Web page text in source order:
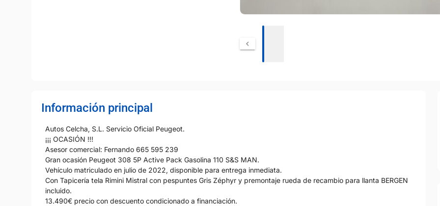
Información principal
Autos Celcha, S.L. Servicio Oficial Peugeot.
¡¡¡ OCASIÓN !!!
Asesor comercial: Fernando 665 595 239
Gran ocasión Peugeot 308 5P Active Pack Gasolina 110 S&S MAN.
Vehículo matriculado en julio de 2022, disponible para entrega inmediata.
Con Tapicería tela Rimini Mistral con pespuntes Gris Zéphyr y premontaje rueda de recambio para llanta BERGEN
incluido.
13.490€ precio con descuento condicionado a financiación.